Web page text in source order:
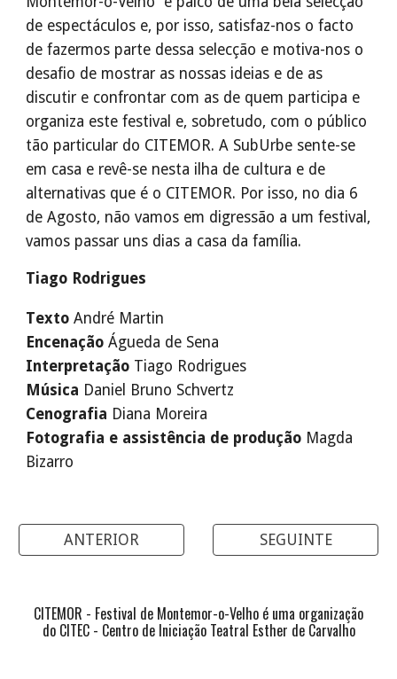
de espectáculos e, por isso, satisfaz-nos o facto
de fazermos parte dessa selecção e motiva-nos o
desafio de mostrar as nossas ideias e de as
discutir e confrontar com as de quem participa e
organiza este festival e, sobretudo, com o público
tão particular do CITEMOR. A SubUrbe sente-se
em casa e revê-se nesta ilha de cultura e de
alternativas que é o CITEMOR. Por isso, no dia 6
de Agosto, não vamos em digressão a um festival,
vamos passar uns dias a casa da família.
Tiago Rodrigues
Texto André Martin
Encenação Águeda de Sena
Interpretação Tiago Rodrigues
M úsica Daniel Bruno Schvertz
Cenografia Diana Moreira
Fotografia e assistência de produção Magda
Bizarro
ANTERIOR SEGUINTE
CITEMOR - Festival de Montemor-o-Velho é uma organização
do CITEC - Centro de Iniciação Teatral Esther de Carvalho